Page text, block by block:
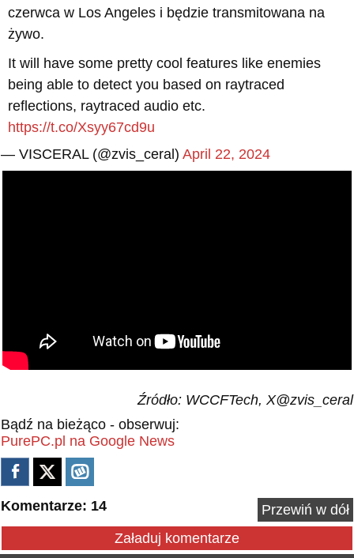
czerwca w Los Angeles i będzie transmitowana na
żywo.
It will have some pretty cool features like enemies
being able to detect you based on raytraced
reflections, raytraced audio etc.
https://t.co/Xsyy67cd9u
— VISCERAL (@zvis_ceral) April 22, 2024
Źródło: WCCFTech, X@zvis_ceral
Bądź na bieżąco - obserwuj:
PurePC.pl na Google News
Komentarze: 14
Przewiń w dół
Załaduj komentarze